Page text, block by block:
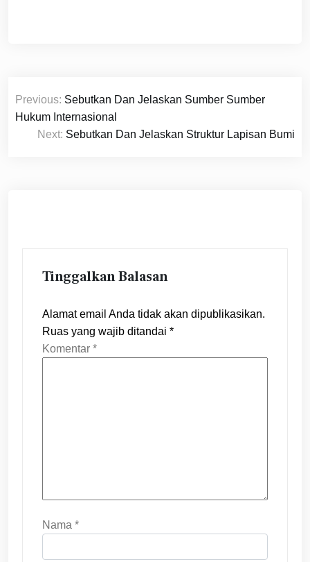
Navigasi
pos
Previous: Sebutkan Dan Jelaskan Sumber Sumber
Hukum Internasional
Next: Sebutkan Dan Jelaskan Struktur Lapisan Bumi
Tinggalkan Balasan
Alamat email Anda tidak akan dipublikasikan.
Ruas yang wajib ditandai *
Komentar *
Nama *